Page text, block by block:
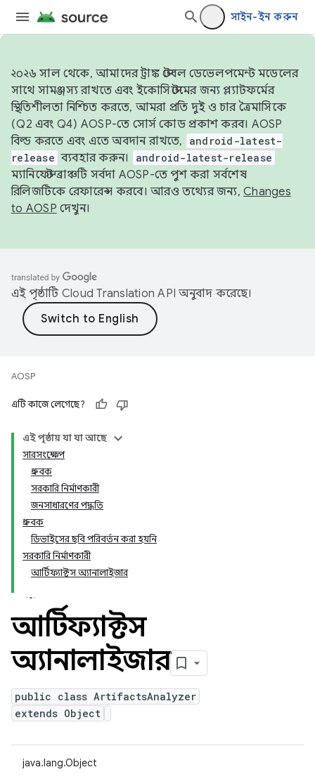
সাইন-ইন করুন
২০২৬ সাল থেকে, আমাদের ট্রাঙ্ক স্টেবল ডেভেলপমেন্ট মডেলের
সাথে সামঞ্জস্য রাখতে এবং ইকোসিস্টেমের জন্য প্ল্যাটফর্মের
স্থিতিশীলতা নিশ্চিত করতে, আমরা প্রতি দুই ও চার ত্রৈমাসিকে
(Q2 এবং Q4) AOSP-তে সোর্স কোড প্রকাশ করব। AOSP
বিল্ড করতে এবং এতে অবদান রাখতে,
android-latest-
release ব্যবহার করুন। android-latest-release
ম্যানিফেস্ট ব্রাঞ্চটি সর্বদা AOSP-তে পুশ করা সর্বশেষ
রিলিজটিকে রেফারেন্স করবে। আরও তথ্যের জন্য, Changes
to AOSP দেখুন।
এই পৃষ্ঠাটি Cloud Translation API অনুবাদ করেছে।
AOSP
এটি কাজে লেগেছে?
এই পৃষ্ঠায় যা যা আছে
সারসংক্ষেপ
ধ্রুবক
সরকারি নির্মাণকারী
জনসাধারণের পদ্ধতি
ধ্রুবক
ডিভাইসের ছবি পরিবর্তন করা হয়নি
সরকারি নির্মাণকারী
আর্টিফ্যাক্টস অ্যানালাইজার
আর্টিফ্যাক্টস
অ্যানালাইজার
public class ArtifactsAnalyzer
extends Object
java.lang.Object